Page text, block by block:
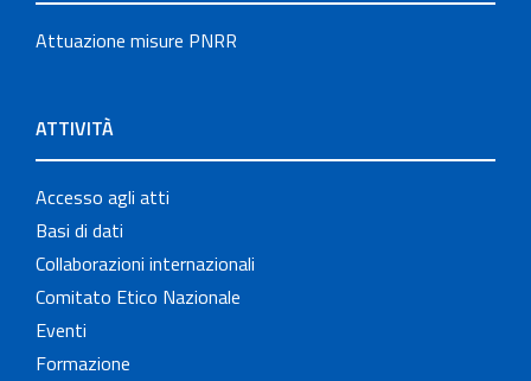
Attuazione misure PNRR
ATTIVITÀ
Accesso agli atti
Basi di dati
Collaborazioni internazionali
Comitato Etico Nazionale
Eventi
Formazione